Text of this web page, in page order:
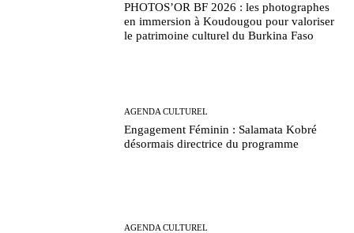
PHOTOS’OR BF 2026 : les photographes
en immersion à Koudougou pour valoriser
le patrimoine culturel du Burkina Faso
AGENDA CULTUREL
Engagement Féminin : Salamata Kobré
désormais directrice du programme
AGENDA CULTUREL